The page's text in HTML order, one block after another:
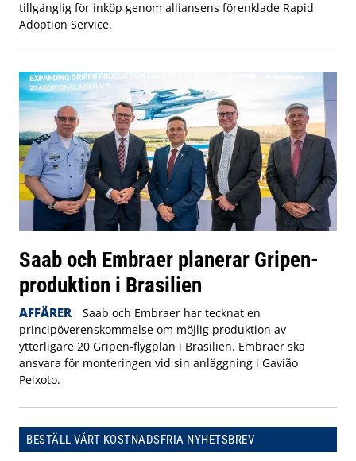
tillgänglig för inköp genom alliansens förenklade Rapid
Adoption Service.
Saab och Embraer planerar Gripen-
produktion i Brasilien
AFFÄRER
Saab och Embraer har tecknat en
principöverenskommelse om möjlig produktion av
ytterligare 20 Gripen-flygplan i Brasilien. Embraer ska
ansvara för monteringen vid sin anläggning i Gavião
Peixoto.
BESTÄLL VÅRT KOSTNADSFRIA NYHETSBREV